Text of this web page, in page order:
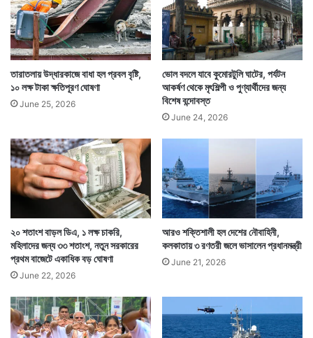
তারাতলায় উদ্ধারকাজে বাধা হল প্রবল বৃষ্টি,
১০ লক্ষ টাকা ক্ষতিপূরণ ঘোষণা
June 25, 2026
ভোল বদলে যাবে কুমোরটুলি ঘাটের, পর্যটন
আকর্ষণ থেকে মৃৎশিল্পী ও পুণ্যার্থীদের জন্য
বিশেষ বন্দোবস্ত
June 24, 2026
২০ শতাংশ বাড়ল ডিএ, ১ লক্ষ চাকরি,
মহিলাদের জন্য ৩৩ শতাংশ, নতুন সরকারের
প্রথম বাজেটে একাধিক বড় ঘোষণা
June 22, 2026
আরও শক্তিশালী হল দেশের নৌবাহিনী,
কলকাতায় ৩ রণতরী জলে ভাসালেন প্রধানমন্ত্রী
June 21, 2026